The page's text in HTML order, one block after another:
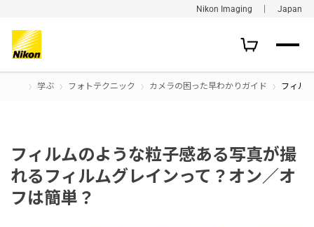
Nikon Imaging ｜ Japan
学ぶ フォトテクニック カメラの困った早わかりガイド フィル
フィルムのような粒子感ある写真が撮
れるフィルムグレインって？オン／オ
フは簡単？